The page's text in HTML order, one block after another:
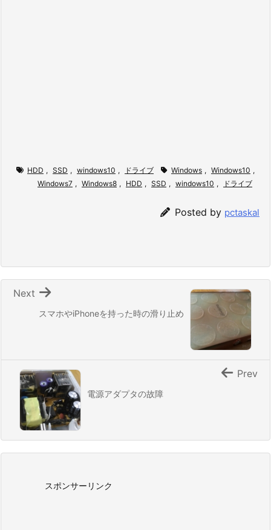
HDD , SSD , windows10 , ドライブ Windows , Windows10 ,
Windows7 , Windows8 , HDD , SSD , windows10 , ドライブ
Posted by pctaskal
スマホやiPhoneを持った時の滑り止め
Next
電源アダプタの故障
Prev
スポンサーリンク